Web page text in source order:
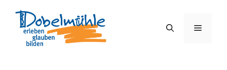
Inhalt
springen
Menü